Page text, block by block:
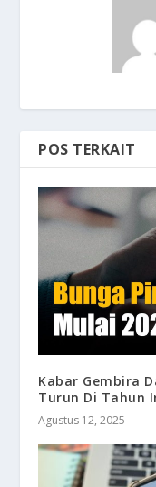
POS TERKAIT
Kabar Gembira
Turun Di Tahun
Agustus 12, 2025